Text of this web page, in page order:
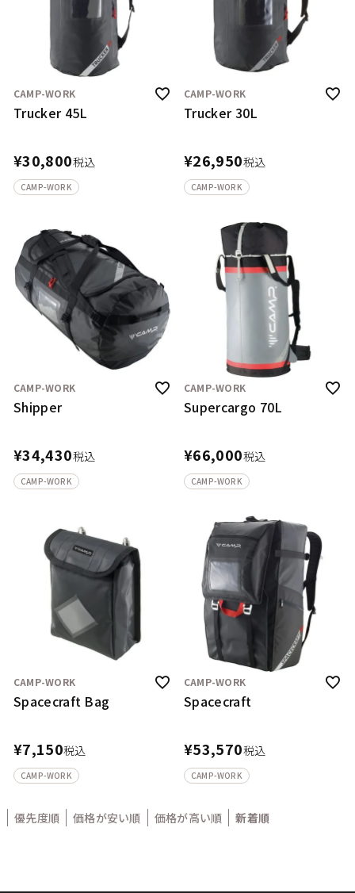
CAMP-WORK
Trucker 45L
¥30,800税込
CAMP-WORK
CAMP-WORK
Trucker 30L
¥26,950税込
CAMP-WORK
CAMP-WORK
Shipper
¥34,430税込
CAMP-WORK
CAMP-WORK
Supercargo 70L
¥66,000税込
CAMP-WORK
CAMP-WORK
Spacecraft Bag
¥7,150税込
CAMP-WORK
CAMP-WORK
Spacecraft
¥53,570税込
CAMP-WORK
優先度順 価格が安い順 価格が高い順 新着順